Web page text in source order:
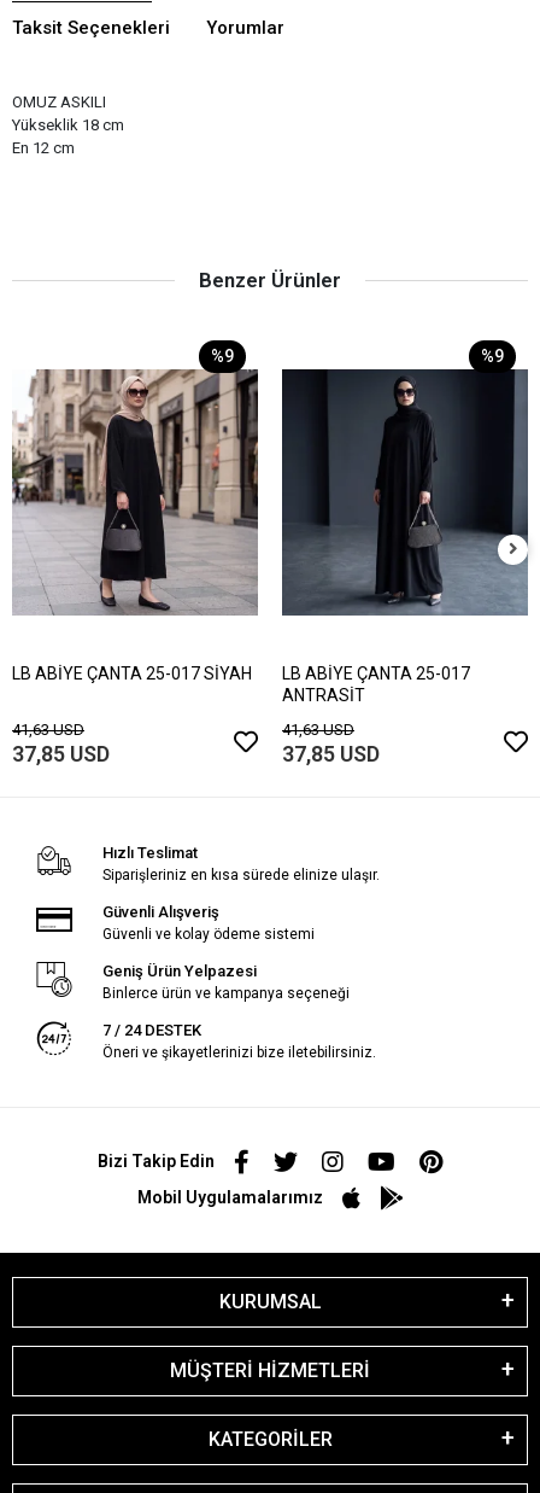
Taksit Seçenekleri Yorumlar
OMUZ ASKILI
Yükseklik 18 cm
En 12 cm
Benzer Ürünler
%9
LB ABİYE ÇANTA 25-017 SİYAH
41,63 USD
37,85 USD
%9
LB ABİYE ÇANTA 25-017
ANTRASİT
41,63 USD
37,85 USD
Hızlı Teslimat
Siparişleriniz en kısa sürede elinize ulaşır.
Güvenli Alışveriş
Güvenli ve kolay ödeme sistemi
Geniş Ürün Yelpazesi
Binlerce ürün ve kampanya seçeneği
7 / 24 DESTEK
Öneri ve şikayetlerinizi bize iletebilirsiniz.
Bizi Takip Edin
Mobil Uygulamalarımız
KURUMSAL
MÜŞTERİ HİZMETLERİ
KATEGORİLER